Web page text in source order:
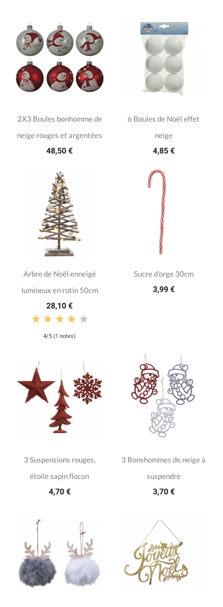
2X3 Boules bonhomme de
neige rouges et argentées
48,50 €
6 Boules de Noël effet
neige
4,85 €
Arbre de Noël enneigé
lumineux en rotin 50cm
28,10 €
4/5 (1 notes)
Sucre d'orge 30cm
3,99 €
3 Suspensions rouges,
étoile sapin flocon
4,70 €
3 Bonshommes de neige à
suspendre
3,70 €